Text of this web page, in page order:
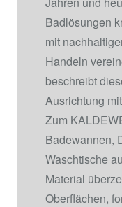
Badlösungen
mit
Handeln
beschreibt
Ausrichtung
Zum
Badewannen,
Waschtische
Material
Oberflächen,